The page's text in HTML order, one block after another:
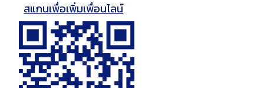
สแกนเพื่อเพิ่มเพื่อนไลน์